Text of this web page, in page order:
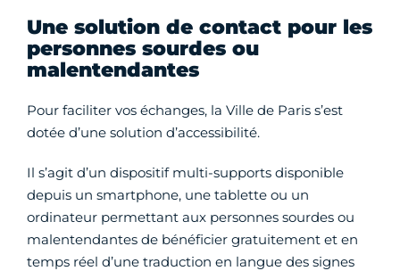
Une solution de contact pour les
personnes sourdes ou
malentendantes
Pour faciliter vos échanges, la Ville de Paris s’est
dotée d’une solution d’accessibilité.
Il s’agit d’un dispositif multi-supports disponible
depuis un smartphone, une tablette ou un
ordinateur permettant aux personnes sourdes ou
malentendantes de bénéficier gratuitement et en
temps réel d’une traduction en langue des signes